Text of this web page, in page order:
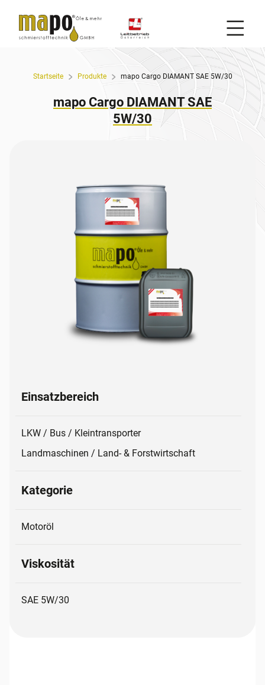
Startseite Produkte mapo Cargo DIAMANT SAE 5W/30
mapo Cargo DIAMANT SAE
5W/30
Einsatzbereich
LKW / Bus / Kleintransporter
Landmaschinen / Land- & Forstwirtschaft
Kategorie
Motoröl
Viskosität
SAE 5W/30